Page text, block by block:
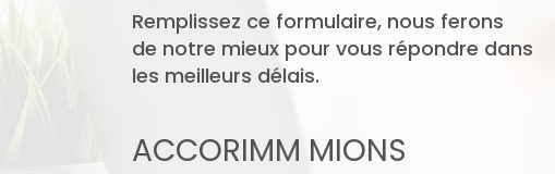
Remplissez ce formulaire, nous ferons
de notre mieux pour vous répondre dans
les meilleurs délais.
ACCORIMM MIONS